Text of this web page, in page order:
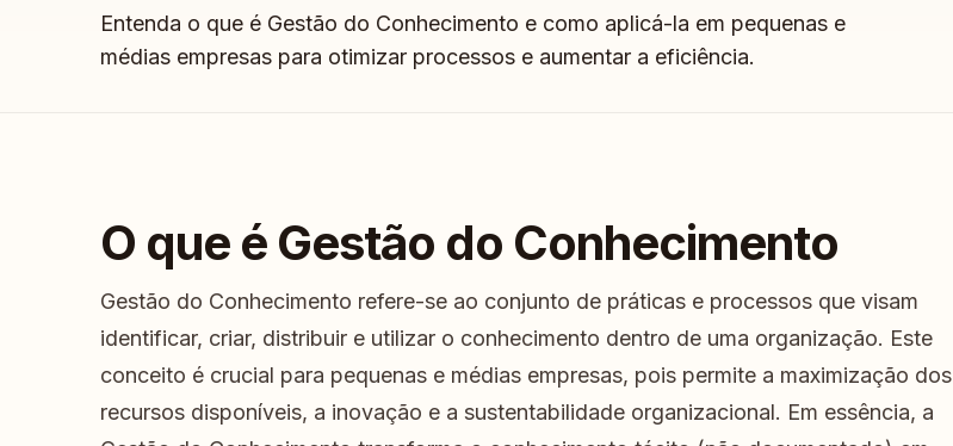
Entenda o que é Gestão do Conhecimento e como aplicá-la em pequenas e
médias empresas para otimizar processos e aumentar a eficiência.
O que é Gestão do Conhecimento
Gestão do Conhecimento refere-se ao conjunto de práticas e processos que visam
identificar, criar, distribuir e utilizar o conhecimento dentro de uma organização. Este
conceito é crucial para pequenas e médias empresas, pois permite a maximização dos
recursos disponíveis, a inovação e a sustentabilidade organizacional. Em essência, a